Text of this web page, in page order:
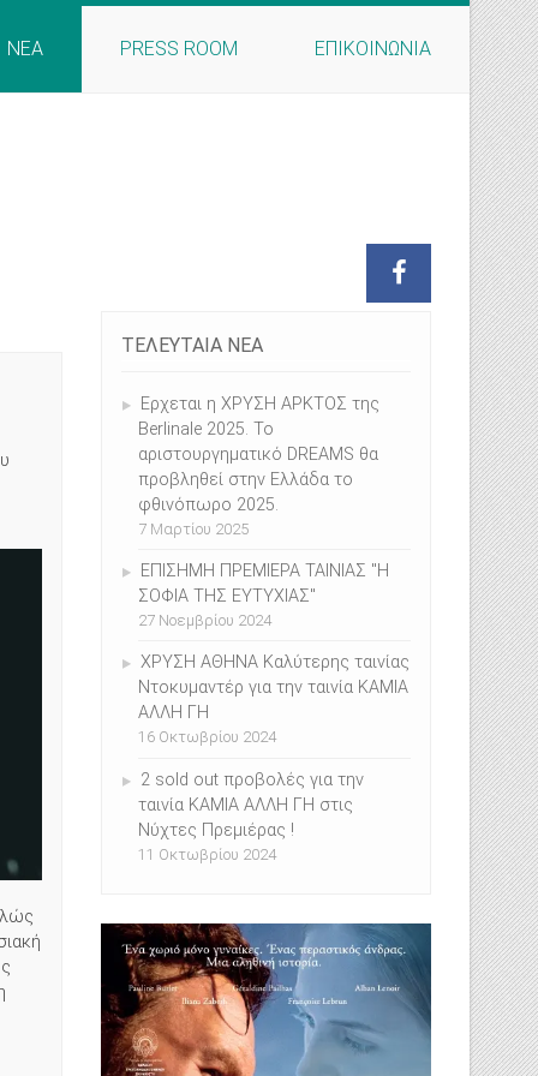
ΝΕΑ PRESS ROOM ΕΠΙΚΟΙΝΩΝΙΑ
ΤΕΛΕΥΤΑΙΑ ΝΕΑ
Ερχεται η ΧΡΥΣΗ ΑΡΚΤΟΣ της
Berlinale 2025. Το
αριστουργηματικό DREAMS θα
προβληθεί στην Ελλάδα το
φθινόπωρο 2025.
7 Μαρτίου 2025
ΕΠΙΣHMH ΠΡΕΜΙΕΡΑ ΤΑΙΝΙΑΣ "Η
ΣΟΦΙΑ ΤΗΣ ΕΥΤΥΧΙΑΣ"
27 Νοεμβρίου 2024
ΧΡΥΣΗ ΑΘΗΝΑ Καλύτερης ταινίας
Ντοκυμαντέρ για την ταινία ΚΑΜΙΑ
ΑΛΛΗ ΓΗ
16 Οκτωβρίου 2024
2 sold out προβολές για την
ταινία ΚΑΜΙΑ ΑΛΛΗ ΓΗ στις
Νύχτες Πρεμιέρας !
11 Οκτωβρίου 2024